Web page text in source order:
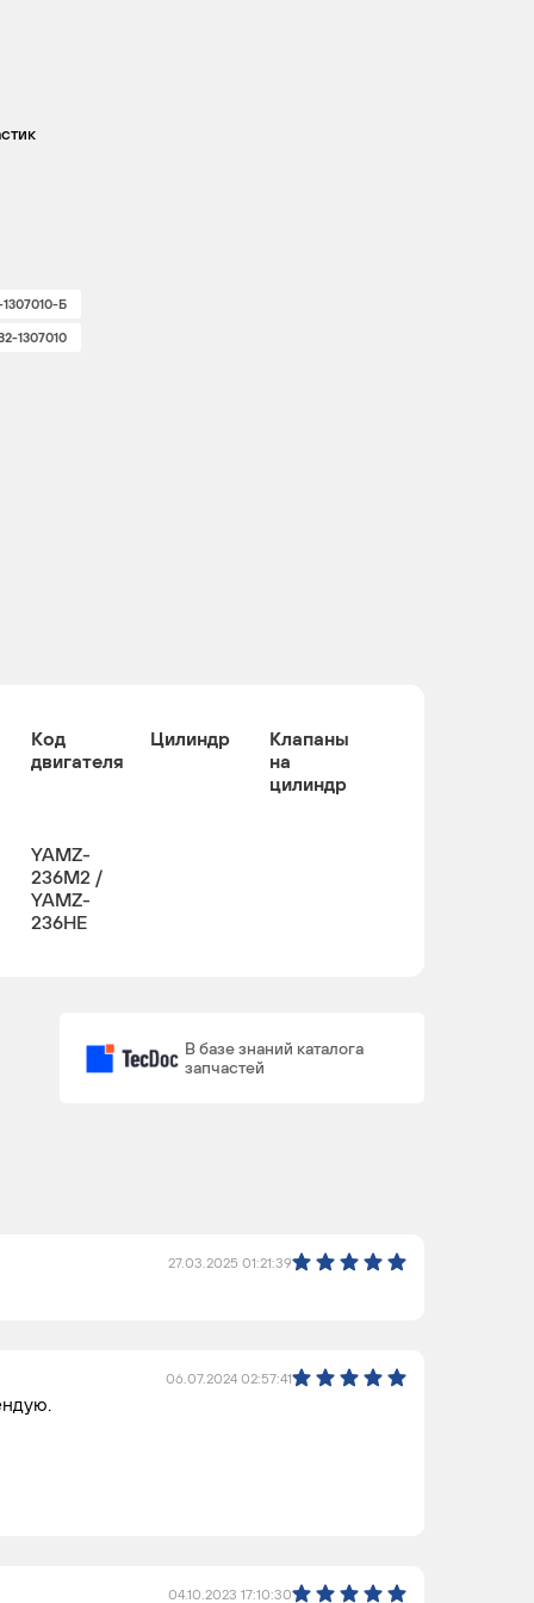
1307010-Б
1307010
Код
двигателя
Цилиндр
Клапаны
на
цилиндр
YAMZ-
236M2 /
YAMZ-
236HE
В базе знаний каталога
запчастей
27.03.2025 01:21:39
06.07.2024 02:57:41
04.10.2023 17:10:30